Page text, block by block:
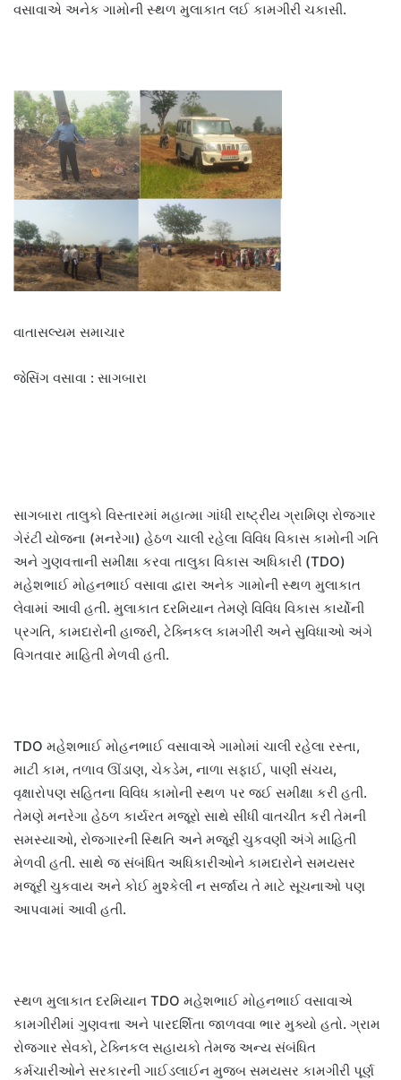
વસાવાએ અનેક ગામોની સ્થળ મુલાકાત લઈ કામગીરી ચકાસી.
વાતાસલ્યમ સમાચાર
જેસિંગ વસાવા : સાગબારા
સાગબારા તાલુકો વિસ્તારમાં મહાત્મા ગાંધી રાષ્ટ્રીય ગ્રામિણ રોજગાર
ગેરંટી યોજના (મનરેગા) હેઠળ ચાલી રહેલા વિવિધ વિકાસ કામોની ગતિ
અને ગુણવત્તાની સમીક્ષા કરવા તાલુકા વિકાસ અધિકારી (TDO)
મહેશભાઈ મોહનભાઈ વસાવા દ્વારા અનેક ગામોની સ્થળ મુલાકાત
લેવામાં આવી હતી. મુલાકાત દરમિયાન તેમણે વિવિધ વિકાસ કાર્યોની
પ્રગતિ, કામદારોની હાજરી, ટેક્નિકલ કામગીરી અને સુવિધાઓ અંગે
વિગતવાર માહિતી મેળવી હતી.
TDO મહેશભાઈ મોહનભાઈ વસાવાએ ગામોમાં ચાલી રહેલા રસ્તા,
માટી કામ, તળાવ ઊંડાણ, ચેકડેમ, નાળા સફાઈ, પાણી સંચય,
વૃક્ષારોપણ સહિતના વિવિધ કામોની સ્થળ પર જઈ સમીક્ષા કરી હતી.
તેમણે મનરેગા હેઠળ કાર્યરત મજૂરો સાથે સીધી વાતચીત કરી તેમની
સમસ્યાઓ, રોજગારની સ્થિતિ અને મજૂરી ચુકવણી અંગે માહિતી
મેળવી હતી. સાથે જ સંબંધિત અધિકારીઓને કામદારોને સમયસર
મજૂરી ચુકવાય અને કોઈ મુશ્કેલી ન સર્જાય તે માટે સૂચનાઓ પણ
આપવામાં આવી હતી.
સ્થળ મુલાકાત દરમિયાન TDO મહેશભાઈ મોહનભાઈ વસાવાએ
કામગીરીમાં ગુણવત્તા અને પારદર્શિતા જાળવવા ભાર મુક્યો હતો. ગ્રામ
રોજગાર સેવકો, ટેક્નિકલ સહાયકો તેમજ અન્ય સંબંધિત
કર્મચારીઓને સરકારની ગાઈડલાઈન મુજબ સમયસર કામગીરી પૂર્ણ